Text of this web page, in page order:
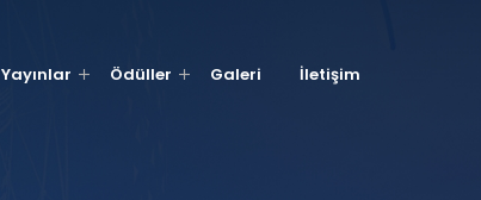
Yayınlar Ödüller Galeri İletişim